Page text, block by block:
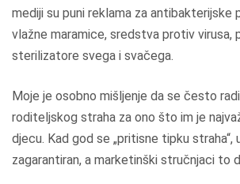
mediji su puni reklama za antibakterijske
vlažne maramice, sredstva protiv virusa,
sterilizatore svega i svačega.
Moje je osobno mišljenje da se često
roditeljskog straha za ono što im je
djecu. Kad god se „pritisne tipku straha“,
zagarantiran, a marketinški stručnjaci to